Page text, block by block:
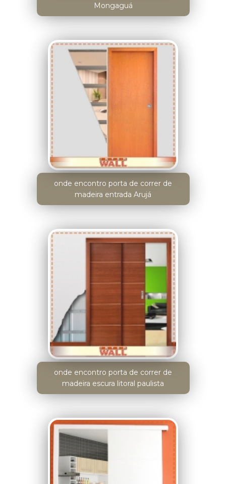
Mongaguá
onde encontro porta de correr de
madeira entrada Arujá
onde encontro porta de correr de
madeira escura litoral paulista